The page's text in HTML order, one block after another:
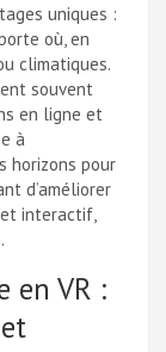
uniques :
où, en
climatiques.
souvent
en ligne et
à
horizons pour
d’améliorer
interactif,
en VR :